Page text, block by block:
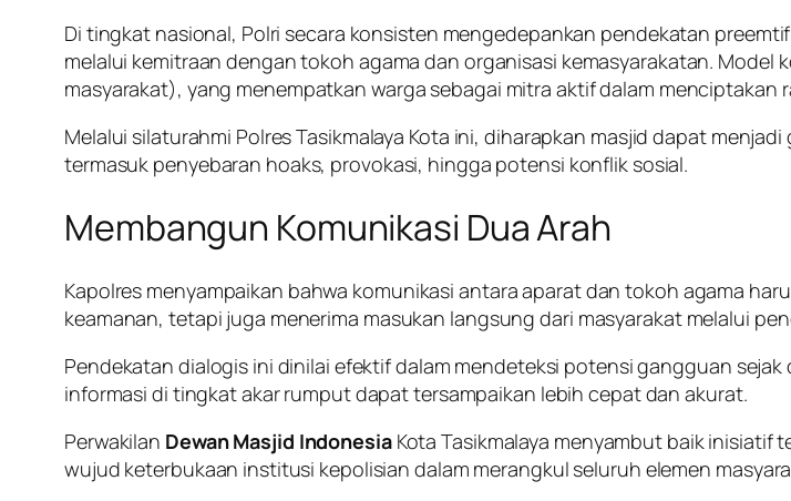
Di tingkat nasional, Polri secara konsisten mengedepankan pendekatan
melalui kemitraan dengan tokoh agama dan organisasi kemasyarakatan.
masyarakat), yang menempatkan warga sebagai mitra aktif dalam menciptakan
Melalui silaturahmi Polres Tasikmalaya Kota ini, diharapkan masjid dapat
termasuk penyebaran hoaks, provokasi, hingga potensi konflik sosial.
Membangun Komunikasi Dua Arah
Kapolres menyampaikan bahwa komunikasi antara aparat dan tokoh agama
keamanan, tetapi juga menerima masukan langsung dari masyarakat melalui
Pendekatan dialogis ini dinilai efektif dalam mendeteksi potensi gangguan
informasi di tingkat akar rumput dapat tersampaikan lebih cepat dan akurat.
Perwakilan Dewan Masjid IndonesiaKota Tasikmalaya menyambut baik inisiatif
wujud keterbukaan institusi kepolisian dalam merangkul seluruh elemen